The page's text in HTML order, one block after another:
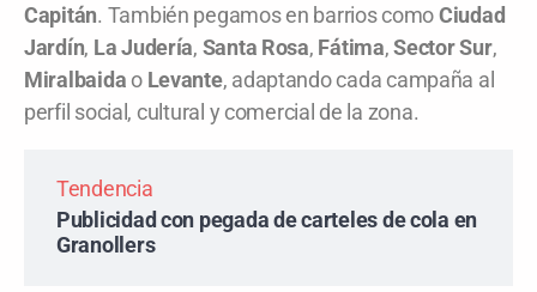
Capitán. También pegamos en barrios comoCiudad
Jardín, La Judería, Santa Rosa, Fátima,Sector Sur,
Miralbaida o Levante, adaptando cada campaña al
perfil social, cultural y comercial de la zona.
Tendencia
Publicidad con pegada de carteles de cola en
Granollers